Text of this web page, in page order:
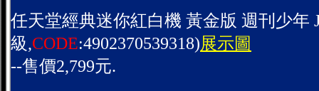
任天堂經典迷你紅白機 黃金版 週刊少年
級,CODE:4902370539318)展示圖
--售價2,799元.